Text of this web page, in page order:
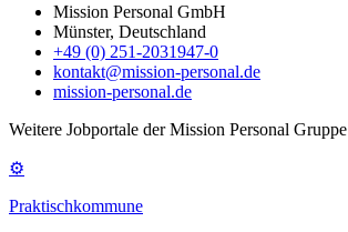
Mission Personal GmbH
Münster, Deutschland
+49 (0) 251-2031947-0
kontakt@mission-personal.de
mission-personal.de
Weitere Jobportale der Mission Personal Gruppe
⚙
Praktischkommune